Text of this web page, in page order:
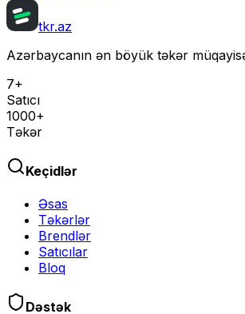
tkr.az
Azərbaycanın ən böyük təkər
7+
Satıcı
1000+
Təkər
Keçidlər
Əsas
Təkərlər
Brendlər
Satıcılar
Bloq
Dəstək